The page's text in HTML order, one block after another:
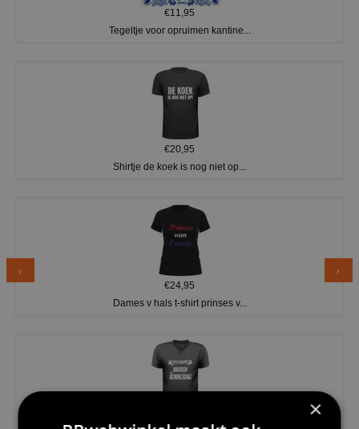
€11,95
Tegeltje voor opruimen kantine...
€20,95
Shirtje de koek is nog niet op...
€24,95
Dames v hals t-shirt prinses v...
×